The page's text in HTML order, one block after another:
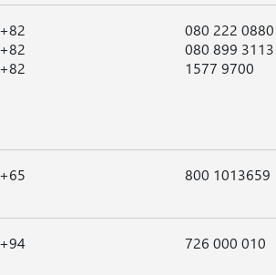
+82
+82
+82
080 222 0880
080 899 3113
1577 9700
+65 800 1013659
+94 726 000 010